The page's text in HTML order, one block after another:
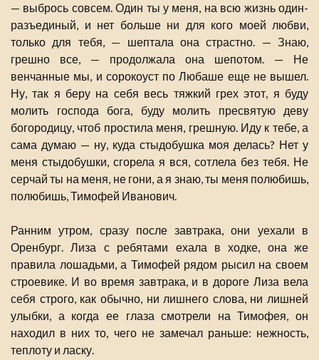
— выбрось совсем. Один ты у меня, на всю жизнь один-
разъединый, и нет больше ни для кого моей любви,
только для тебя, — шептала она страстно. — Знаю,
грешно все, — продолжала она шепотом. — Не
венчанные мы, и сорокоуст по Любаше еще не вышел.
Ну, так я беру на себя весь тяжкий грех этот, я буду
молить господа бога, буду молить пресвятую деву
богородицу, чтоб простила меня, грешную. Иду к тебе, а
сама думаю — ну, куда стыдобушка моя делась? Нет у
меня стыдобушки, сгорела я вся, сотлела без тебя. Не
серчай ты на меня, не гони, а я знаю, ты меня полюбишь,
полюбишь, Тимофей Иванович.
Ранним утром, сразу после завтрака, они уехали в
Оренбург. Лиза с ребятами ехала в ходке, она же
правила лошадьми, а Тимофей рядом рысил на своем
строевике. И во время завтрака, и в дороге Лиза вела
себя строго, как обычно, ни лишнего слова, ни лишней
улыбки, а когда ее глаза смотрели на Тимофея, он
находил в них то, чего не замечал раньше: нежность,
теплоту и ласку.